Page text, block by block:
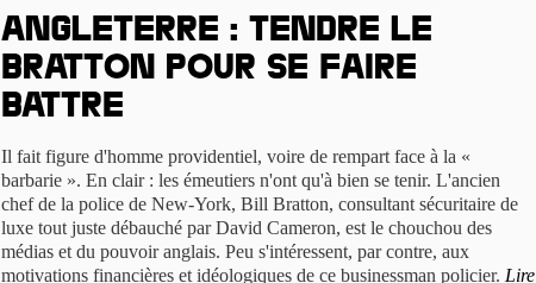
Angleterre : tendre le
Bratton pour se faire
battre
Il fait figure d'homme providentiel, voire de rempart face à la «
barbarie ». En clair : les émeutiers n'ont qu'à bien se tenir. L'ancien
chef de la police de New-York, Bill Bratton, consultant sécuritaire de
luxe tout juste débauché par David Cameron, est le chouchou des
médias et du pouvoir anglais. Peu s'intéressent, par contre, aux
motivations financières et idéologiques de ce businessman policier. Lire